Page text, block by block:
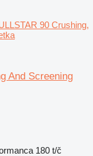
90 Crushing,
And Screening
180 t/č